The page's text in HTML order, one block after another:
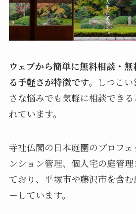
ウェブから簡単に無料相談・
る手軽さが特徴です。
しつこ
さな悩みでも気軽に相談でき
れています。
寺社仏閣の日本庭園のプロフ
ンション管理、個人宅の庭管
ており、平塚市や藤沢市を含
ーしています。